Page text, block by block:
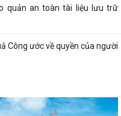
quản an toàn tài liệu lưu trữ
Công ước về quyền của người
tịch Hội Người cao tuổi xã Hà